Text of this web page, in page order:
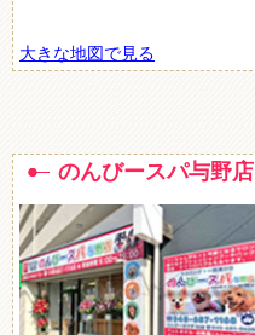
大きな地図で見る
のんびースパ与野店